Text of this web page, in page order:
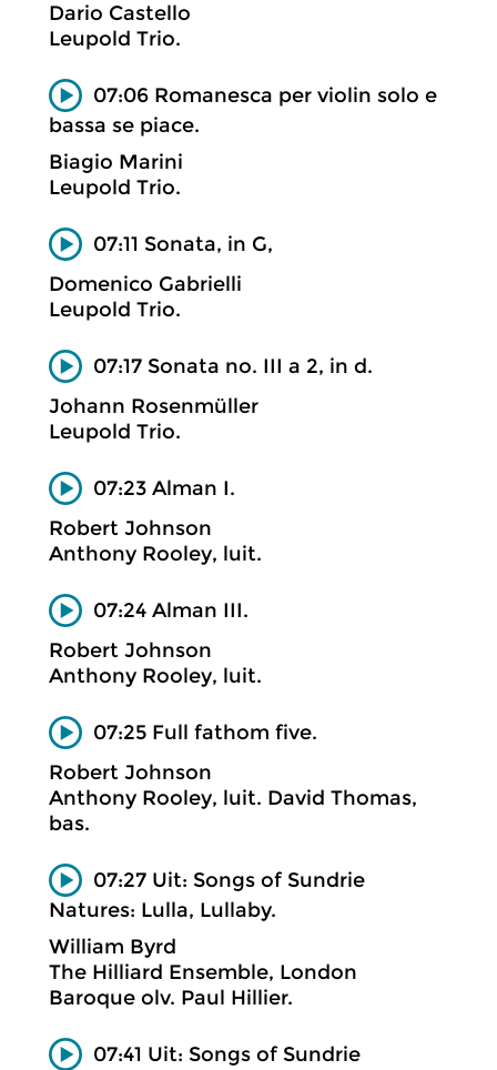
Dario Castello
Leupold Trio.
07:06 Romanesca per violin solo e
bassa se piace.
Biagio Marini
Leupold Trio.
07:11 Sonata, in G,
Domenico Gabrielli
Leupold Trio.
07:17 Sonata no. III a 2, in d.
Johann Rosenmüller
Leupold Trio.
07:23 Alman I.
Robert Johnson
Anthony Rooley, luit.
07:24 Alman III.
Robert Johnson
Anthony Rooley, luit.
07:25 Full fathom five.
Robert Johnson
Anthony Rooley, luit. David Thomas,
bas.
07:27 Uit: Songs of Sundrie
Natures: Lulla, Lullaby.
William Byrd
The Hilliard Ensemble, London
Baroque olv. Paul Hillier.
07:41 Uit: Songs of Sundrie